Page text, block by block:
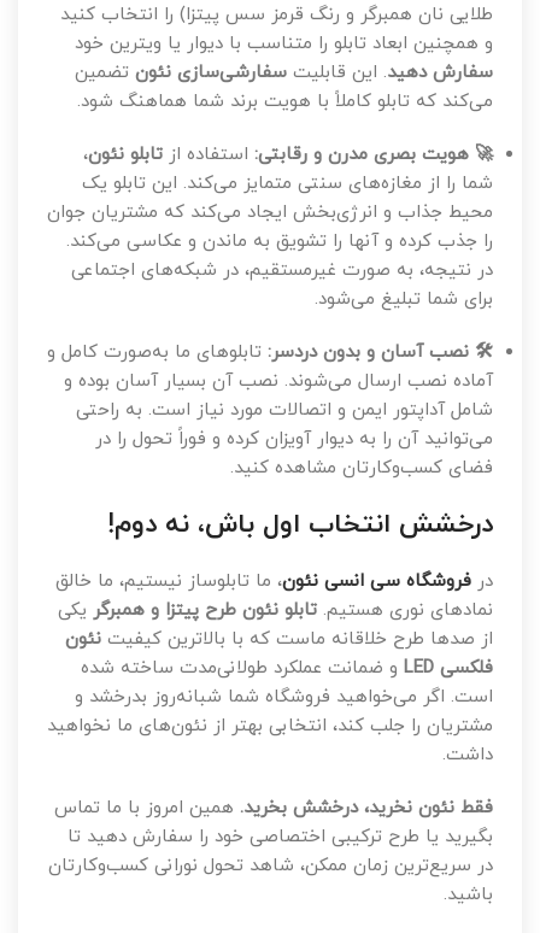
طلایی نان همبرگر و رنگ قرمز سس پیتزا) را انتخاب کنید
و همچنین ابعاد تابلو را متناسب با دیوار یا ویترین خود
سفارش دهید. این قابلیت سفارشی‌سازی نئون تضمین
می‌کند که تابلو کاملاً با هویت برند شما هماهنگ شود.
🚀 هویت بصری مدرن و رقابتی: استفاده از تابلو نئون،
شما را از مغازه‌های سنتی متمایز می‌کند. این تابلو یک
محیط جذاب و انرژی‌بخش ایجاد می‌کند که مشتریان جوان
را جذب کرده و آنها را تشویق به ماندن و عکاسی می‌کند.
در نتیجه، به صورت غیرمستقیم، در شبکه‌های اجتماعی
برای شما تبلیغ می‌شود.
🛠️ نصب آسان و بدون دردسر: تابلوهای ما به‌صورت کامل و
آماده نصب ارسال می‌شوند. نصب آن بسیار آسان بوده و
شامل آداپتور ایمن و اتصالات مورد نیاز است. به راحتی
می‌توانید آن را به دیوار آویزان کرده و فوراً تحول را در
فضای کسب‌وکارتان مشاهده کنید.
درخشش انتخاب اول باش، نه دوم!
در فروشگاه سی انسی نئون، ما تابلوساز نیستیم، ما خالق
نمادهای نوری هستیم. تابلو نئون طرح پیتزا و همبرگر یکی
از صدها طرح خلاقانه ماست که با بالاترین کیفیت نئون
فلکسی LED
و ضمانت عملکرد طولانی‌مدت ساخته شده
است. اگر می‌خواهید فروشگاه شما شبانه‌روز بدرخشد و
مشتریان را جلب کند، انتخابی بهتر از نئون‌های ما نخواهید
داشت.
فقط نئون نخرید، درخشش بخرید. همین امروز با ما تماس
بگیرید یا طرح ترکیبی اختصاصی خود را سفارش دهید تا
در سریع‌ترین زمان ممکن، شاهد تحول نورانی کسب‌وکارتان
باشید.